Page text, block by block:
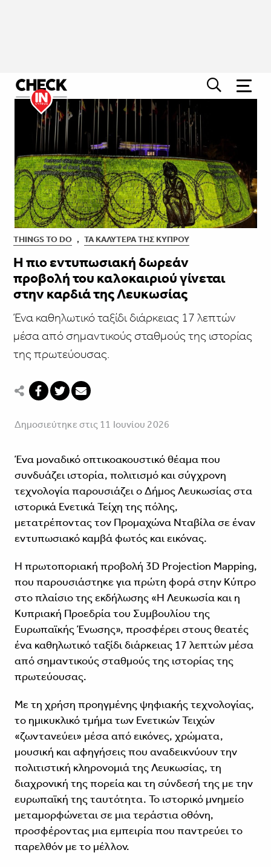
THINGS TO DO , ΤΑ ΚΑΛΎΤΕΡΑ ΤΗΣ ΚΎΠΡΟΥ
Η πιο εντυπωσιακή δωρεάν
προβολή του καλοκαιριού γίνεται
στην καρδιά της Λευκωσίας
Ένα καθηλωτικό ταξίδι διάρκειας 17 λεπτών
μέσα από σημαντικούς σταθμούς της ιστορίας
της πρωτεύουσας.
Δημοσιεύτηκε στις 11 Ιουνίου 2026
Ένα μοναδικό οπτικοακουστικό θέαμα που
συνδυάζει ιστορία, πολιτισμό και σύγχρονη
τεχνολογία παρουσιάζει ο Δήμος Λευκωσίας στα
ιστορικά Ενετικά Τείχη της πόλης,
μετατρέποντας τον Προμαχώνα Νταβίλα σε έναν
εντυπωσιακό καμβά φωτός και εικόνας.
Η πρωτοποριακή προβολή 3D Projection Mapping,
που παρουσιάστηκε για πρώτη φορά στην Κύπρο
στο πλαίσιο της εκδήλωσης «Η Λευκωσία και η
Κυπριακή Προεδρία του Συμβουλίου της
Ευρωπαϊκής Ένωσης», προσφέρει στους θεατές
ένα καθηλωτικό ταξίδι διάρκειας 17 λεπτών μέσα
από σημαντικούς σταθμούς της ιστορίας της
πρωτεύουσας.
Με τη χρήση προηγμένης ψηφιακής τεχνολογίας,
το ημικυκλικό τμήμα των Ενετικών Τειχών
«ζωντανεύει» μέσα από εικόνες, χρώματα,
μουσική και αφηγήσεις που αναδεικνύουν την
πολιτιστική κληρονομιά της Λευκωσίας, τη
διαχρονική της πορεία και τη σύνδεσή της με την
ευρωπαϊκή της ταυτότητα. Το ιστορικό μνημείο
μεταμορφώνεται σε μια τεράστια οθόνη,
προσφέροντας μια εμπειρία που παντρεύει το
παρελθόν με το μέλλον.